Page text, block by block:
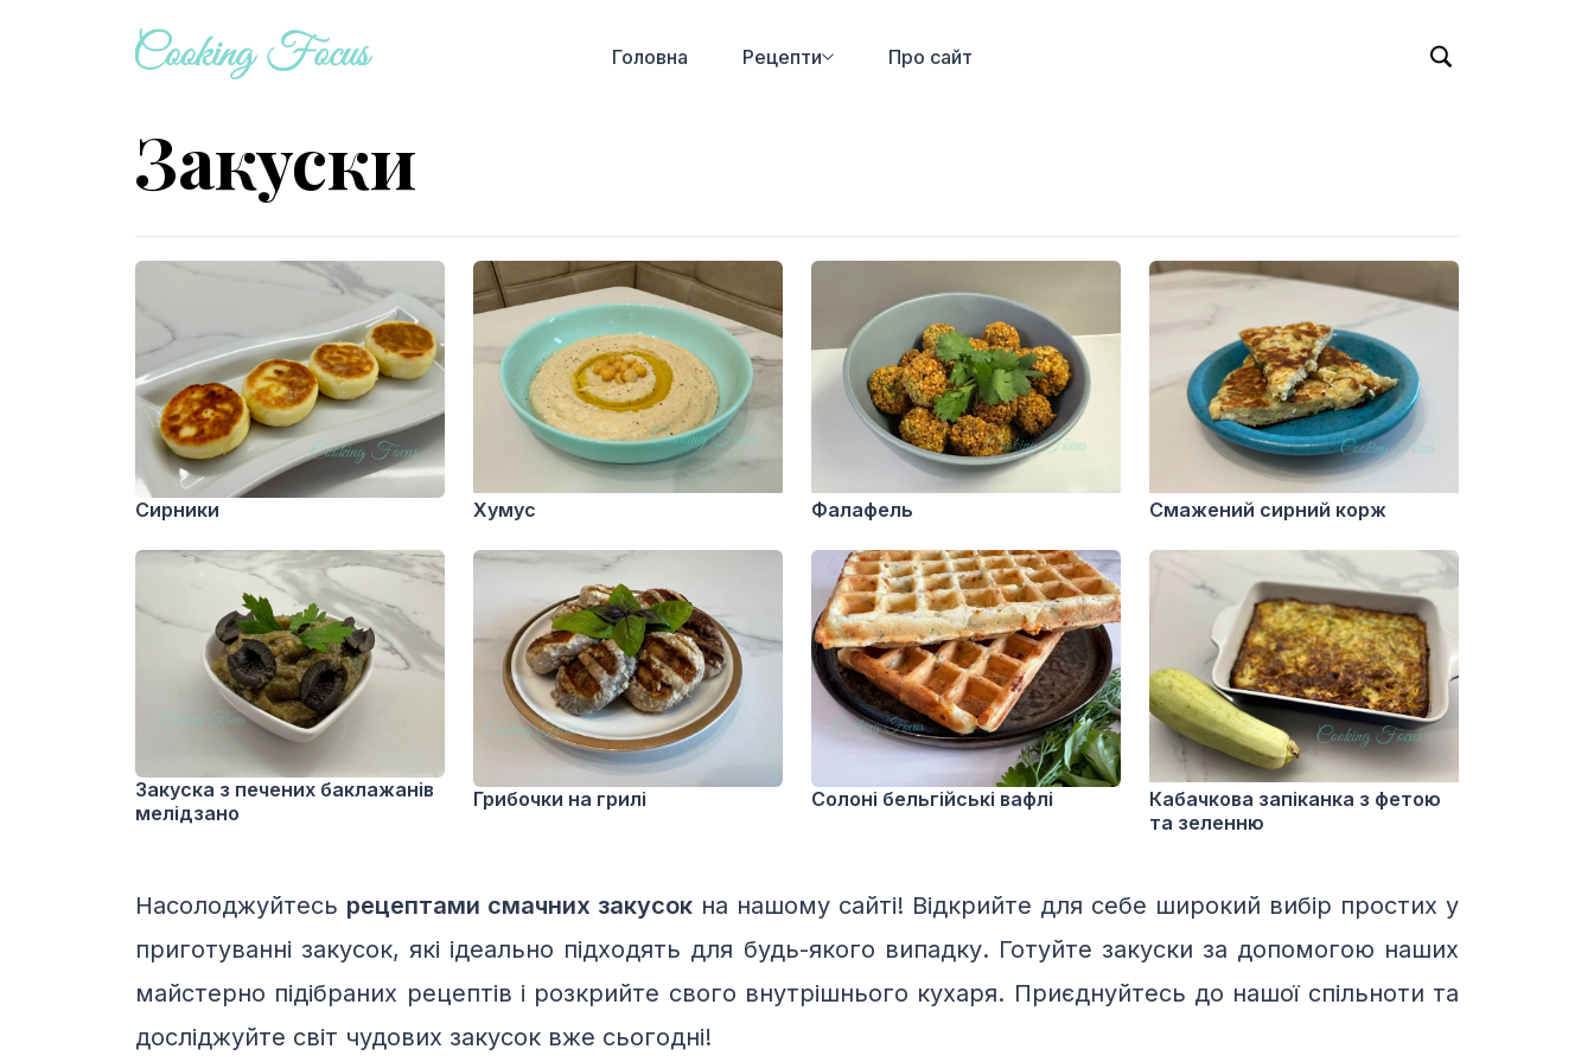
Головна Рецепти Про сайт
Закуски
Сирники Хумус Фалафель Смажений сирний корж
Закуска з печених баклажанів
мелідзано
Грибочки на грилі Солоні бельгійські вафлі
Кабачкова запіканка з фетою
та зеленню
Насолоджуйтесь рецептами смачних закусок на нашому сайті! Відкрийте для себе широкий вибір простих у
приготуванні закусок, які ідеально підходять для будь-якого випадку. Готуйте закуски за допомогою наших
майстерно підібраних рецептів і розкрийте свого внутрішнього кухаря. Приєднуйтесь до нашої спільноти та
досліджуйте світ чудових закусок вже сьогодні!